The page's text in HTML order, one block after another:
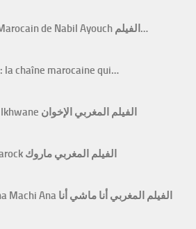
Zin Li Fik Le film Marocain de Nabil Ayouch الفيلم…
la chaîne marocaine qui…
Film marocain Al Ikhwane الفيلم المغربي الإخوان
Film Marocain Marock الفيلم المغربي ماروك
Film marocain Ana Machi Ana الفيلم المغربي أنا ماشي أنا